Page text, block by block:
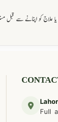
علاج کو اپنانے سے قبل
Full